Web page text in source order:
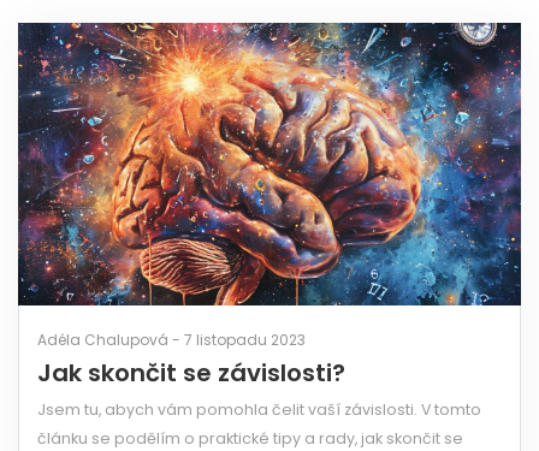
Adéla Chalupová - 7 listopadu 2023
Jak skončit se závislosti?
Jsem tu, abych vám pomohla čelit vaší závislosti. V tomto
článku se podělím o praktické tipy a rady, jak skončit se